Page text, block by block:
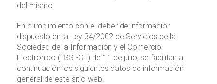
del mismo.
En cumplimiento con el deber de información
dispuesto en la Ley 34/2002 de Servicios de la
Sociedad de la Información y el Comercio
Electrónico (LSSI-CE) de 11 de julio, se facilitan a
continuación los siguientes datos de información
general de este sitio web.